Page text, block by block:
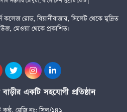
কলেজ রোড, বিয়ানীবাজার, সিলেট থেকে মুদ্রিত
মেওয়া থেকে প্রকাশিত।
একটি সহযোগী প্রতিষ্ঠান